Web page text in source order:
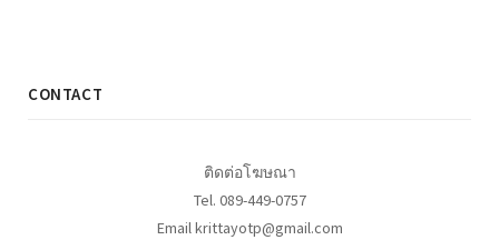
CONTACT
ติดต่อโฆษณา
Tel. 089-449-0757
Email krittayotp@gmail.com